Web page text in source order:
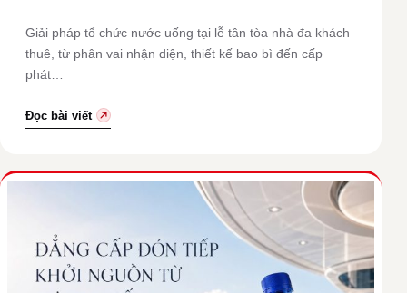
Giải pháp tổ chức nước uống tại lễ tân tòa nhà đa khách
thuê, từ phân vai nhận diện, thiết kế bao bì đến cấp
phát…
Đọc bài viết